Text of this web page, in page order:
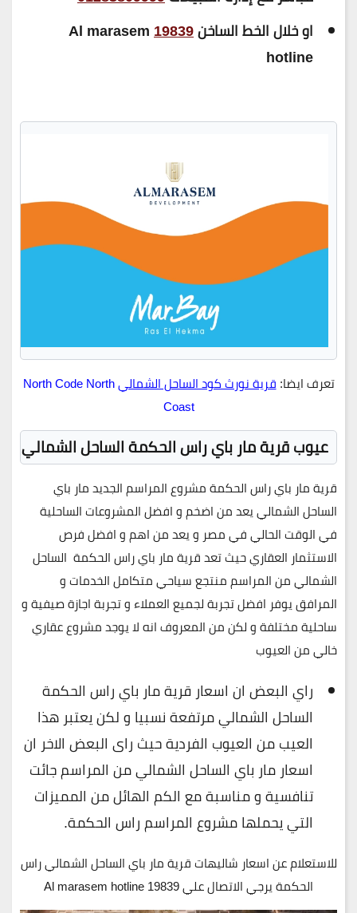
او خلال الخط الساخن19839
Al marasem
hotline
تعرف ايضا:قرية نورث كود الساحل الشماليNorth Code North
Coast
عيوب قرية مار باي راس الحكمة الساحل الشمالي
قرية مار باي راس الحكمة مشروع المراسم الجديد مار باي
الساحل الشمالي يعد من اضخم و افضل المشروعات الساحلية
في الوقت الحالي في مصر و يعد من اهم و افضل فرص
الاستثمار العقاري حيث تعد قرية مار باي راس الحكمة الساحل
الشمالي من المراسم منتجع سياحي متكامل الخدمات و
المرافق يوفر افضل تجربة لجميع العملاء و تجربة اجازة صيفية و
ساحلية مختلفة و لكن من المعروف انه لا يوجد مشروع عقاري
خالي من العيوب
راي البعض ان اسعار قرية مار باي راس الحكمة
الساحل الشمالي مرتفعة نسبيا و لكن يعتبر هذا
العيب من العيوب الفردية حيث راى البعض الاخر ان
اسعار مار باي الساحل الشمالي من المراسم جائت
تنافسية و مناسبة مع الكم الهائل من المميزات
التي يحملها مشروع المراسم راس الحكمة.
للاستعلام عن اسعار شاليهات قرية مار باي الساحل الشمالي راس
الحكمة يرجي الاتصال علي 19839 Al marasem hotline